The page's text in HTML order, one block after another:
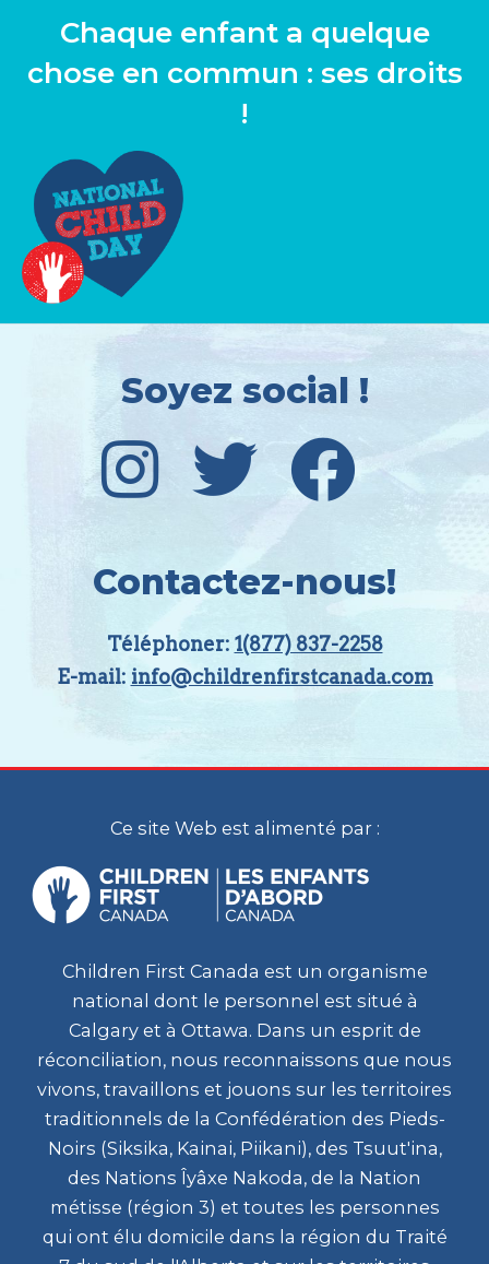
Chaque enfant a quelque
chose en commun : ses droits
!
Soyez social !
Contactez-nous!
Téléphoner: 1(877) 837-2258
E-mail: info@childrenfirstcanada.com
Ce site Web est alimenté par :
Children First Canada est un organisme
national dont le personnel est situé à
Calgary et à Ottawa. Dans un esprit de
réconciliation, nous reconnaissons que nous
vivons, travaillons et jouons sur les territoires
traditionnels de la Confédération des Pieds-
Noirs (Siksika, Kainai, Piikani), des Tsuut'ina,
des Nations Îyâxe Nakoda, de la Nation
métisse (région 3) et toutes les personnes
qui ont élu domicile dans la région du Traité